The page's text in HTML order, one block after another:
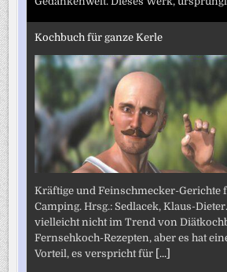
Kochbuch für ganze Kerle
Kräftige und Feinschmecker-Gerichte
Camping. Hrsg.: Sedlacek, Klaus-
vielleicht nicht im Trend von
Fernsehkoch-Rezepten, aber es hat
Vorteil, es verspricht für [...]